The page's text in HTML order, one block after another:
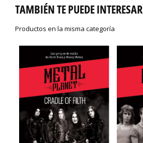
TAMBIÉN TE PUEDE INTERESAR
Productos en la misma categoría